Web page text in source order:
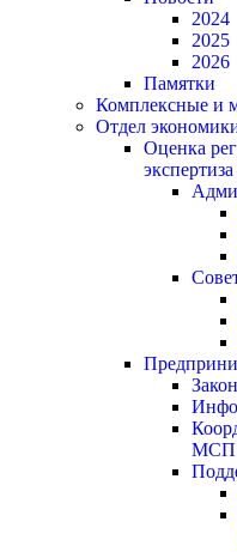
2024
2025
2026
Памятки
Комплексные и
Отдел
Оценка
МСП